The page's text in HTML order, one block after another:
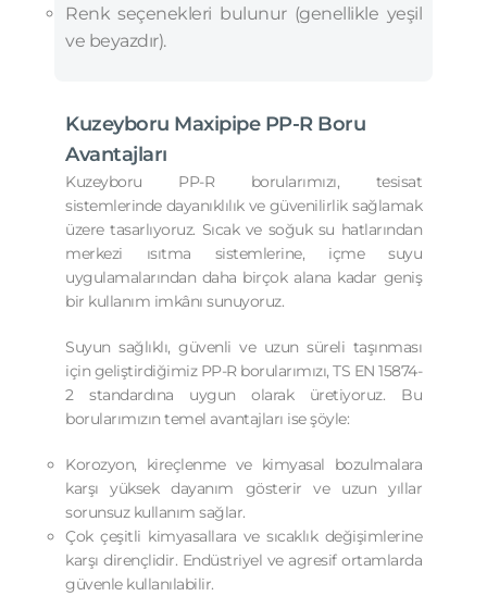
Renk seçenekleri bulunur (genellikle yeşil
ve beyazdır).
Kuzeyboru Maxipipe PP-R Boru
Avantajları
Kuzeyboru PP-R borularımızı, tesisat
sistemlerinde dayanıklılık ve güvenilirlik sağlamak
üzere tasarlıyoruz. Sıcak ve soğuk su hatlarından
merkezi ısıtma sistemlerine, içme suyu
uygulamalarından daha birçok alana kadar geniş
bir kullanım imkânı sunuyoruz.
Suyun sağlıklı, güvenli ve uzun süreli taşınması
için geliştirdiğimiz PP-R borularımızı, TS EN 15874-
2 standardına uygun olarak üretiyoruz. Bu
borularımızın temel avantajları ise şöyle:
Korozyon, kireçlenme ve kimyasal bozulmalara
karşı yüksek dayanım gösterir ve uzun yıllar
sorunsuz kullanım sağlar.
Çok çeşitli kimyasallara ve sıcaklık değişimlerine
karşı dirençlidir. Endüstriyel ve agresif ortamlarda
güvenle kullanılabilir.